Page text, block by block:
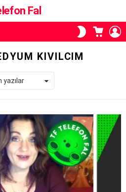
Fal
SKIN
ANAHTARI
SEPETI
KIVILCIM